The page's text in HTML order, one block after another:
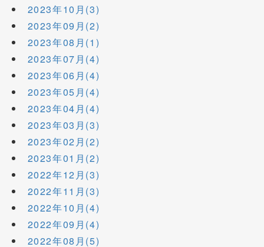
2023年10月(3)
2023年09月(2)
2023年08月(1)
2023年07月(4)
2023年06月(4)
2023年05月(4)
2023年04月(4)
2023年03月(3)
2023年02月(2)
2023年01月(2)
2022年12月(3)
2022年11月(3)
2022年10月(4)
2022年09月(4)
2022年08月(5)